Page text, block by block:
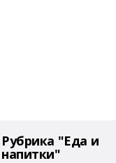
Рубрика "Еда и
напитки"